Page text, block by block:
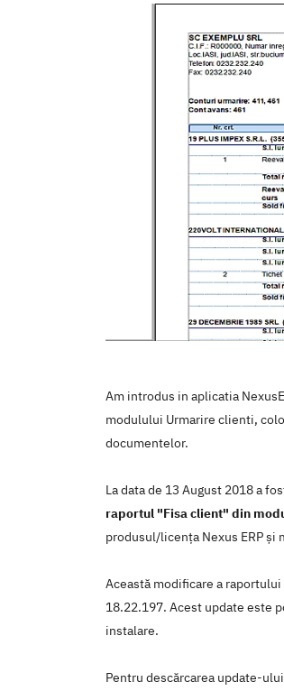
Am introdus in aplicatia
modulului Urmarire clienti,
documentelor.
La data de 13 August 2018 a
raportul "Fisa client" din
produsul/licenţa Nexus ERP şi
Această modificare a
18.22.197. Acest update este
instalare.
Pentru descărcarea update-